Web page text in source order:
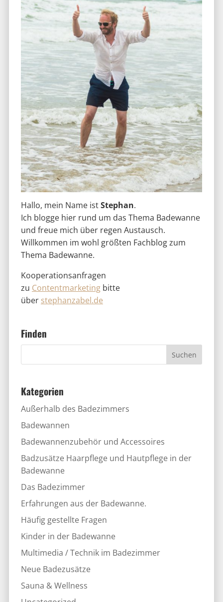
Hallo, mein Name istStephan.
Ich blogge hier rund um das Thema Badewanne
und freue mich über regen Austausch.
Willkommen im wohl größten Fachblog zum
Thema Badewanne.
Kooperationsanfragen
zu Contentmarketingbitte
über stephanzabel.de
Finden
Kategorien
Außerhalb des Badezimmers
Badewannen
Badewannenzubehör und Accessoires
Badzusätze Haarpflege und Hautpflege in der
Badewanne
Das Badezimmer
Erfahrungen aus der Badewanne.
Häufig gestellte Fragen
Kinder in der Badewanne
Multimedia / Technik im Badezimmer
Neue Badezusätze
Sauna & Wellness